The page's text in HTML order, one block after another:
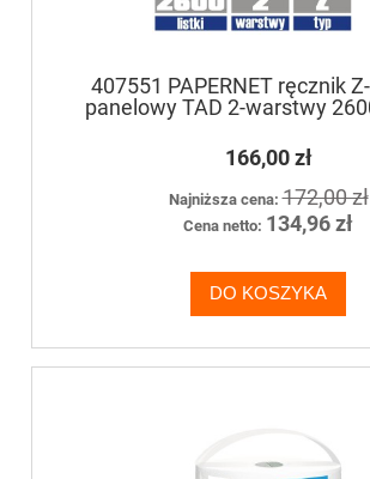
407551 PAPERNET ręcznik
panelowy TAD 2-warstwy
166,00 zł
Najniższa cena:172,00 zł
Cena netto: 134,96 zł
DO KOSZYKA